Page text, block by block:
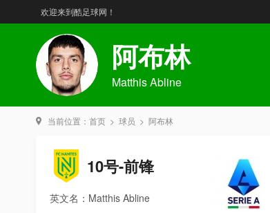
欢迎来到酷足球网！
阿布林
Matthis Abline
当前位置： 首页 > 球员 > 阿布林
10号-前锋
英文名：Matthis Abline